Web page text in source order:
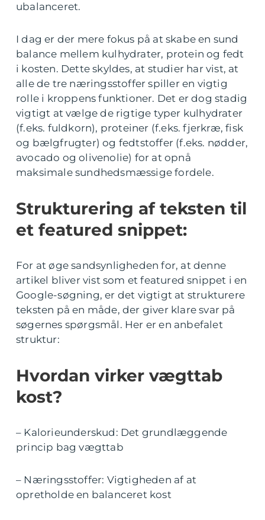
ubalanceret.
I dag er der mere fokus på at skabe en sund
balance mellem kulhydrater, protein og fedt
i kosten. Dette skyldes, at studier har vist, at
alle de tre næringsstoffer spiller en vigtig
rolle i kroppens funktioner. Det er dog stadig
vigtigt at vælge de rigtige typer kulhydrater
(f.eks. fuldkorn), proteiner (f.eks. fjerkræ, fisk
og bælgfrugter) og fedtstoffer (f.eks. nødder,
avocado og olivenolie) for at opnå
maksimale sundhedsmæssige fordele.
Strukturering af teksten til
et featured snippet:
For at øge sandsynligheden for, at denne
artikel bliver vist som et featured snippet i en
Google-søgning, er det vigtigt at strukturere
teksten på en måde, der giver klare svar på
søgernes spørgsmål. Her er en anbefalet
struktur:
Hvordan virker vægttab
kost?
– Kalorieunderskud: Det grundlæggende
princip bag vægttab
– Næringsstoffer: Vigtigheden af at
opretholde en balanceret kost